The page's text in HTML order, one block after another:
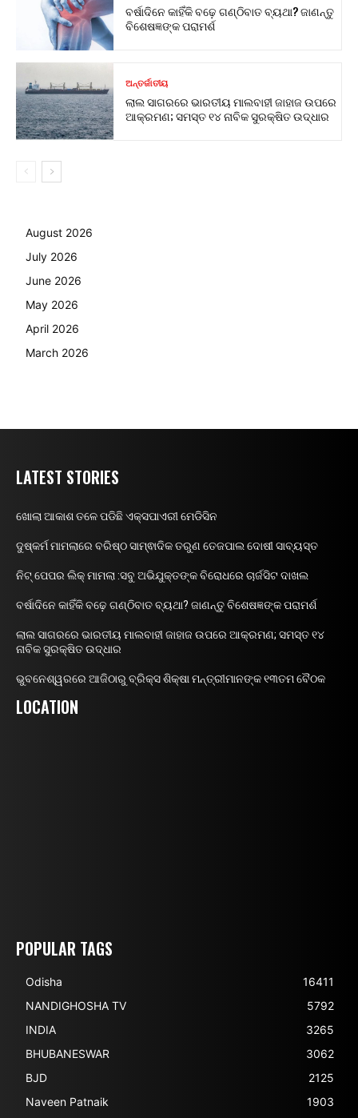
ବର୍ଷାଦିନେ କାହିଁକି ବଢ଼େ ଗଣ୍ଠିବାତ ବ୍ୟଥା? ଜାଣନ୍ତୁ
ବିଶେଷଜ୍ଞଙ୍କ ପରାମର୍ଶ
ଅନ୍ତର୍ଜାତୀୟ
ଲାଲ ସାଗରରେ ଭାରତୀୟ ମାଲବାହୀ ଜାହାଜ ଉପରେ
ଆକ୍ରମଣ; ସମସ୍ତ ୧୪ ନାବିକ ସୁରକ୍ଷିତ ଉଦ୍ଧାର
August 2026
July 2026
June 2026
May 2026
April 2026
March 2026
LATEST STORIES
ଖୋଲା ଆକାଶ ତଳେ ପଡିଛି ଏକ୍ସପାଏରୀ ମେଡିସିନ
ଦୁଷ୍କର୍ମ ମାମଲାରେ ବରିଷ୍ଠ ସାମ୍ଵାଦିକ ତରୁଣ ତେଜପାଲ ଦୋଷୀ ସାବ୍ୟସ୍ତ
ନିଟ୍ ପେପର ଲିକ୍ ମାମଲା :ସବୁ ଅଭିଯୁକ୍ତଙ୍କ ବିରୋଧରେ ଚାର୍ଜସିଟ ଦାଖଲ
ବର୍ଷାଦିନେ କାହିଁକି ବଢ଼େ ଗଣ୍ଠିବାତ ବ୍ୟଥା? ଜାଣନ୍ତୁ ବିଶେଷଜ୍ଞଙ୍କ ପରାମର୍ଶ
ଲାଲ ସାଗରରେ ଭାରତୀୟ ମାଲବାହୀ ଜାହାଜ ଉପରେ ଆକ୍ରମଣ; ସମସ୍ତ ୧୪
ନାବିକ ସୁରକ୍ଷିତ ଉଦ୍ଧାର
ଭୁବନେଶ୍ୱରରେ ଆଜିଠାରୁ ବ୍ରିକ୍ସ ଶିକ୍ଷା ମନ୍ତ୍ରୀମାନଙ୍କ ୧୩ତମ ବୈଠକ
LOCATION
POPULAR TAGS
Odisha
16411
NANDIGHOSHA TV
5792
INDIA
3265
BHUBANESWAR
3062
BJD
2125
Naveen Patnaik
1903